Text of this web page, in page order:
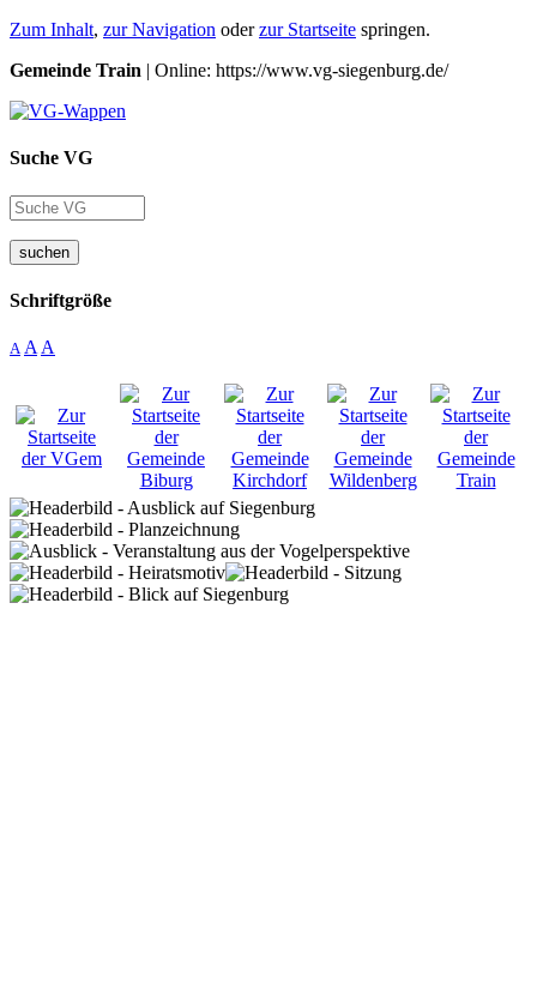
Zum Inhalt, zur Navigation oderzur Startseite springen.
Gemeinde Train | Online: https://www.vg-siegenburg.de/
Suche VG
suchen
Schriftgröße
A A A